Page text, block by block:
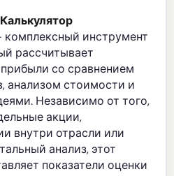
Калькулятор
комплексный инструмент
рассчитывает
со сравнением
анализом стоимости и
Независимо от того,
акции,
внутри отрасли или
анализ, этот
показатели оценки